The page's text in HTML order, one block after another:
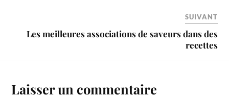
SUIVANT
Les meilleures associations de saveurs dans des
recettes
Laisser un commentaire